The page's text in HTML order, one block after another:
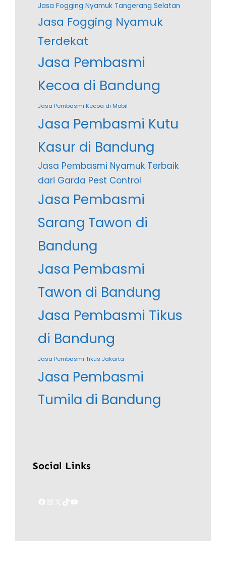
Jasa Fogging Nyamuk Tangerang Selatan
Jasa Fogging Nyamuk
Terdekat
Jasa Pembasmi
Kecoa di Bandung
Jasa Pembasmi Kecoa di Mobil
Jasa Pembasmi Kutu
Kasur di Bandung
Jasa Pembasmi Nyamuk Terbaik
dari Garda Pest Control
Jasa Pembasmi
Sarang Tawon di
Bandung
Jasa Pembasmi
Tawon di Bandung
Jasa Pembasmi Tikus
di Bandung
Jasa Pembasmi Tikus Jakarta
Jasa Pembasmi
Tumila di Bandung
Social Links
Facebook Instagram TikTok YouTube